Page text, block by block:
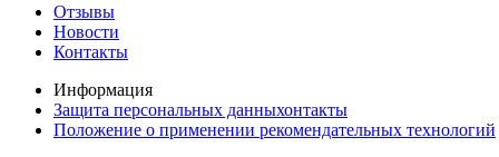
Отзывы
Новости
Контакты
Информация
Защита персональных данныхонтакты
Положение о применении рекомендательных технологий